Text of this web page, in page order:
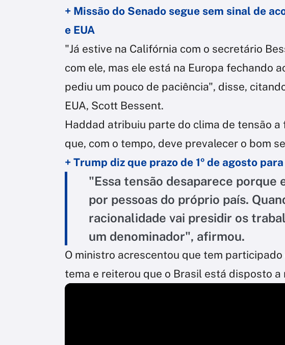
+ Missão do Senado segue sem sinal de
e EUA
"Já estive na Califórnia com o secretário
com ele, mas ele está na Europa fechando
pediu um pouco de paciência", disse,
EUA, Scott Bessent.
Haddad atribuiu parte do clima de tensão
que, com o tempo, deve prevalecer o bom
+ Trump diz que prazo de 1º de agosto
"Essa tensão desaparece
por pessoas do próprio país.
racionalidade vai presidir os
um denominador", afirmou.
O ministro acrescentou que tem
tema e reiterou que o Brasil está disposto a